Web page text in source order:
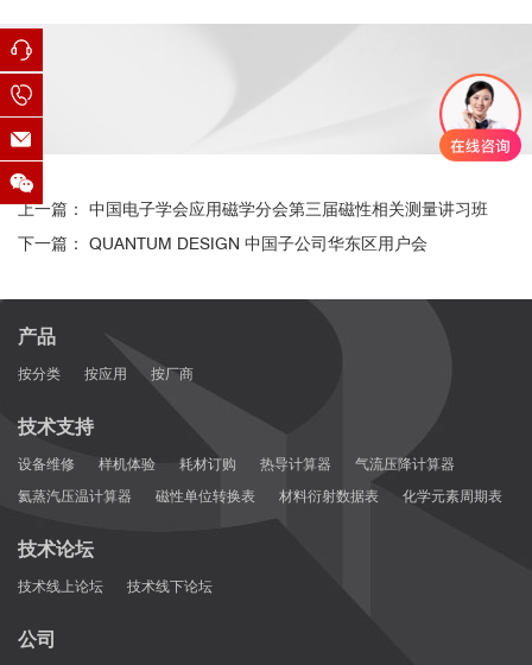
上一篇： 中国电子学会应用磁学分会第三届磁性相关测量讲习班
下一篇： QUANTUM DESIGN 中国子公司华东区用户会
产品
按分类 按应用 按厂商
技术支持
设备维修 样机体验 耗材订购 热导计算器
气流压降计算器
氦蒸汽压温计算器
磁性单位转换表 材料衍射数据表 化学元素周期表
技术论坛
技术线上论坛 技术线下论坛
公司